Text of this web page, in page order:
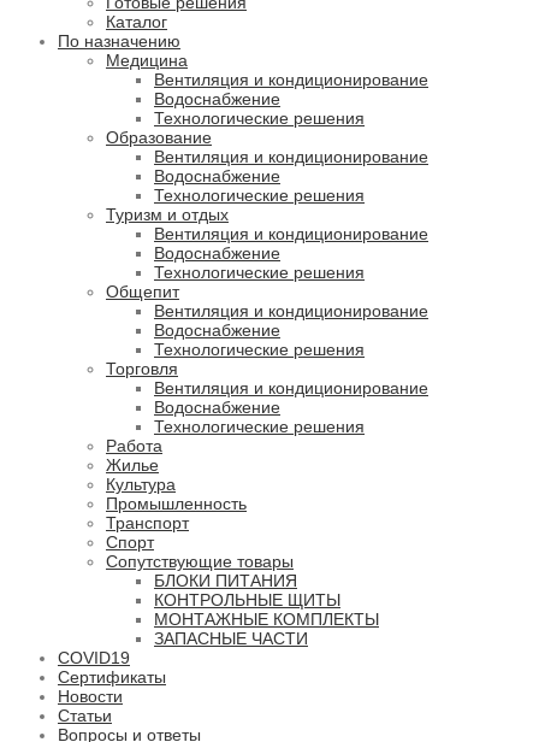
Каталог
По назначению
Медицина
Вентиляция и кондиционирование
Водоснабжение
Технологические решения
Образование
Вентиляция и кондиционирование
Водоснабжение
Технологические решения
Туризм и отдых
Вентиляция и кондиционирование
Водоснабжение
Технологические решения
Общепит
Вентиляция и кондиционирование
Водоснабжение
Технологические решения
Торговля
Вентиляция и кондиционирование
Водоснабжение
Технологические решения
Работа
Жилье
Культура
Промышленность
Транспорт
Спорт
Сопутствующие товары
БЛОКИ ПИТАНИЯ
КОНТРОЛЬНЫЕ ЩИТЫ
МОНТАЖНЫЕ КОМПЛЕКТЫ
ЗАПАСНЫЕ ЧАСТИ
COVID19
Сертификаты
Новости
Статьи
Вопросы и ответы